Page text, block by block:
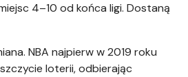
4–10 od końca ligi. Dostaną
NBA najpierw w 2019 roku
loterii, odbierając